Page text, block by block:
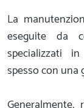
La
eseguite da
specializzati
spesso con